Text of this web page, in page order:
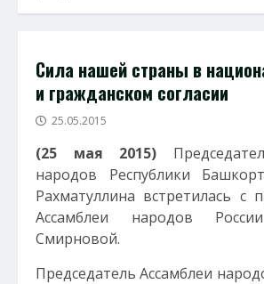
Сила нашей страны в
и гражданском согласии
25.05.2015
(25 мая 2015)
народов Республики
Рахматуллина встретилась с
Ассамблеи народов
Смирновой.
Председатель Ассамблеи